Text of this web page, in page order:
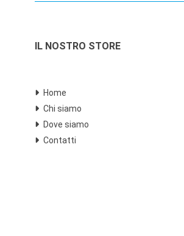
IL NOSTRO STORE
Home
Chi siamo
Dove siamo
Contatti